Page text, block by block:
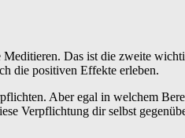
Das ist die zweite
die positiven Effekte erleben.
Aber egal in welchem
Verpflichtung dir selbst